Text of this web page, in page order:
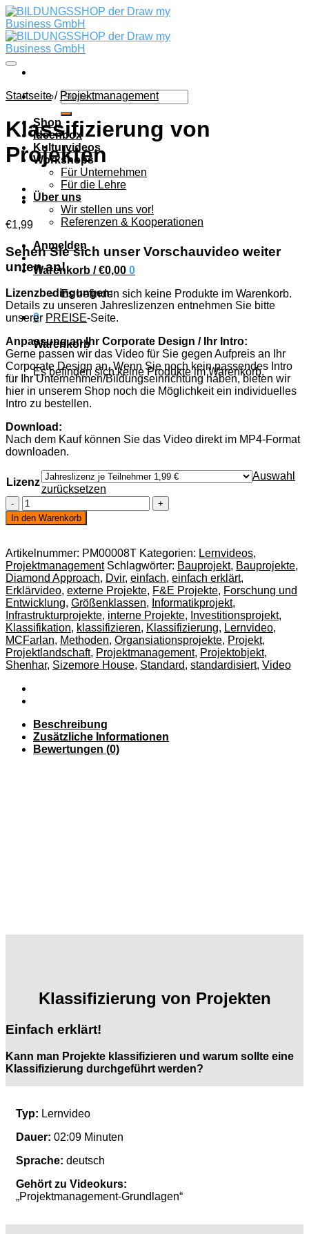
Skip
to
content
Suche
nach:
Shop
Ideenbox
Kulturvideos
Workshops
Für Unternehmen
Für die Lehre
Über uns
Wir stellen uns vor!
Referenzen & Kooperationen
Anmelden
Warenkorb /€0,00 0
Es befinden sich keine Produkte im Warenkorb.
0
Warenkorb
Es befinden sich keine Produkte im Warenkorb.
Startseite / Projektmanagement
Klassifizierung von
Projekten
€1,99
Sehen Sie sich unser Vorschauvideo weiter
unten an!
Lizenzbedingungen:
Details zu unseren Jahreslizenzen entnehmen Sie bitte
unserer PREISE-Seite.
Anpassung an Ihr Corporate Design / Ihr Intro:
Gerne passen wir das Video für Sie gegen Aufpreis an Ihr
Corporate Design an. Wenn Sie noch kein passendes Intro
für Ihr Unternehmen/Bildungseinrichtung haben, bieten wir
hier in unserem Shop noch die Möglichkeit ein individuelles
Intro zu bestellen.
Download:
Nach dem Kauf können Sie das Video direkt im MP4-Format
downloaden.
Lizenz
Auswahl
zurücksetzen
Klassifizierung
von
Projekten
In den Warenkorb
Artikelnummer: PM00008T Kategorien: Lernvideos,
Projektmanagement Schlagwörter: Bauprojekt, Bauprojekte,
Diamond Approach, Dvir, einfach, einfach erklärt,
Erklärvideo, externe Projekte, F&E Projekte, Forschung und
Entwicklung, Größenklassen, Informatikprojekt,
Infrastrukturprojekte, interne Projekte, Investitionsprojekt,
Klassifikation, klassifizieren, Klassifizierung, Lernvideo,
MCFarlan, Methoden, Organsiationsprojekte, Projekt,
Projektlandschaft, Projektmanagement, Projektobjekt,
Shenhar, Sizemore House, Standard, standardisiert, Video
Beschreibung
Zusätzliche Informationen
Bewertungen (0)
Klassifizierung von Projekten
Einfach erklärt!
Kann man Projekte klassifizieren und warum sollte eine
Klassifizierung durchgeführt werden?
Typ: Lernvideo
Dauer: 02:09 Minuten
Sprache: deutsch
Gehört zu Videokurs:
„Projektmanagement-Grundlagen“